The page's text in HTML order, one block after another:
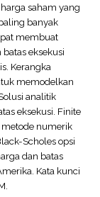
saham yang
banyak
membuat
eksekusi
Kerangka
memodelkan
analitik
eksekusi. Finite
metode numerik
Scholes opsi
dan batas
Kata kunci